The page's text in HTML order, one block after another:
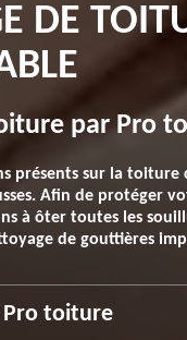
DE
par Pro
présents sur la
Afin de protéger
à ôter toutes les
de gouttières
Pro toiture